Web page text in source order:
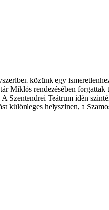
közünk egy
Miklós rendezésében
Szentendrei Teátrum idén
különleges helyszínen, a